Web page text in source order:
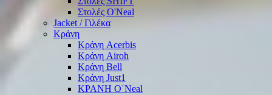
Στολές O'Neal
Jacket / Γιλέκα
Κράνη
Κράνη Acerbis
Κράνη Airoh
Κράνη Bell
Κράνη Just1
ΚΡΑΝΗ O΄Νeal